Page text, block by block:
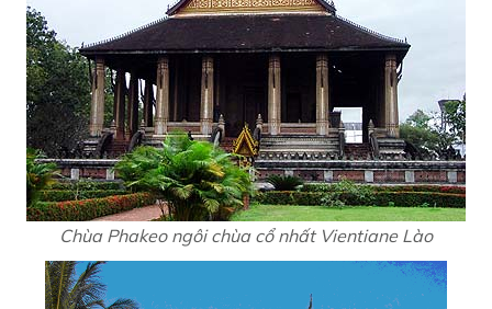
Chùa Phakeo ngôi chùa cổ nhất Vientiane Lào